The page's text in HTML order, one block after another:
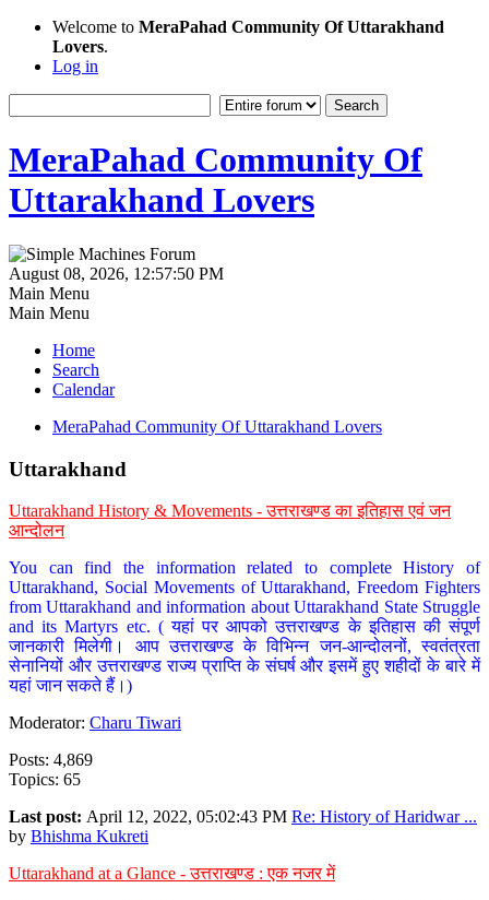
Welcome to MeraPahad Community Of Uttarakhand
Lovers.
Log in
MeraPahad Community Of
Uttarakhand Lovers
August 08, 2026, 12:57:50 PM
Main Menu
Main Menu
Home
Search
Calendar
MeraPahad Community Of Uttarakhand Lovers
Uttarakhand
Uttarakhand History & Movements - उत्तराखण्ड का इतिहास एवं जन
आन्दोलन
You can find the information related to complete History of
Uttarakhand, Social Movements of Uttarakhand, Freedom Fighters
from Uttarakhand and information about Uttarakhand State Struggle
and its Martyrs etc. ( यहां पर आपको उत्तराखण्ड के इतिहास की संपूर्ण
जानकारी मिलेगी। आप उत्तराखण्ड के विभिन्न जन-आन्दोलनों, स्वतंत्रता
सेनानियों और उत्तराखण्ड राज्य प्राप्ति के संघर्ष और इसमें हुए शहीदों के बारे में
यहां जान सकते हैं।)
Moderator: Charu Tiwari
Posts: 4,869
Topics: 65
Last post: April 12, 2022, 05:02:43 PM Re: History of Haridwar ...
by Bhishma Kukreti
Uttarakhand at a Glance - उत्तराखण्ड : एक नजर में